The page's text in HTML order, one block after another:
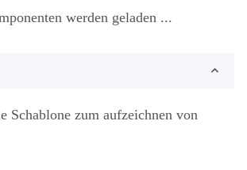
werden geladen ...
Schablone zum aufzeichnen von